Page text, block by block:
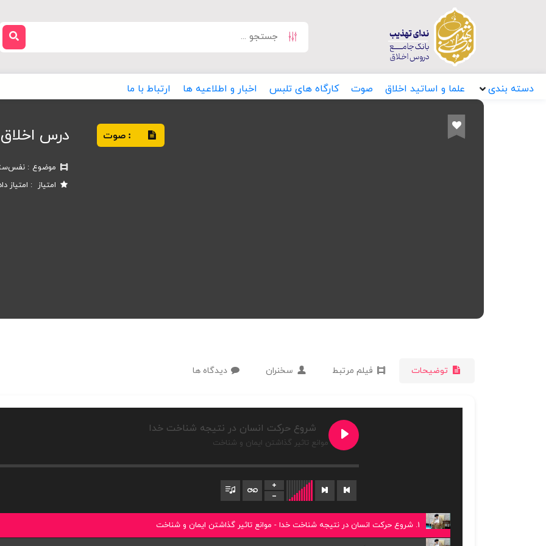
دسته بندی علما و اساتید اخلاق صوت کارگاه های تلبس اخبار و اطلاعیه ها ارتباط با ما
: صوت درس
موضوع
امتیاز
امتیاز
توضیحات فیلم مرتبط سخنران دیدگاه ها
شروع حرکت انسان در نتیجه شناخت خدا
موانع تاثیر گذاشتن ایمان و شناخت
1. شروع حرکت انسان در نتیجه شناخت خدا - موانع تاثیر گذاشتن ایمان و شناخت